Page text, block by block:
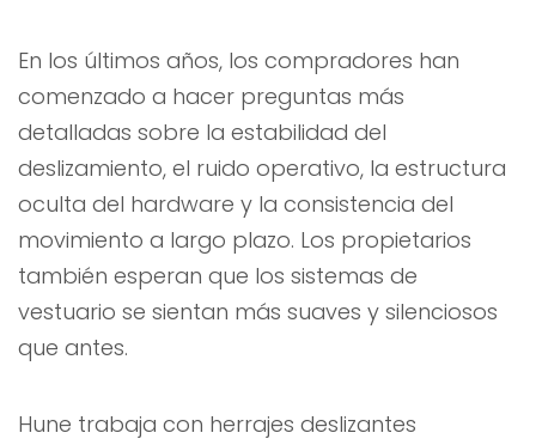
En los últimos años, los compradores han
comenzado a hacer preguntas más
detalladas sobre la estabilidad del
deslizamiento, el ruido operativo, la estructura
oculta del hardware y la consistencia del
movimiento a largo plazo. Los propietarios
también esperan que los sistemas de
vestuario se sientan más suaves y silenciosos
que antes.
Hune trabaja con herrajes deslizantes